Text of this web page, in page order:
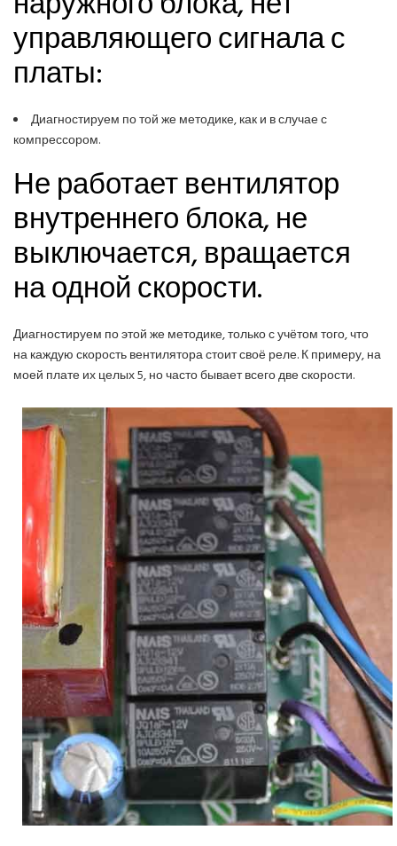
управляющего сигнала с
платы:
Диагностируем по той же методике, как и в случае с
компрессором.
Не работает вентилятор
внутреннего блока, не
выключается, вращается
на одной скорости.
Диагностируем по этой же методике, только с учётом того, что
на каждую скорость вентилятора стоит своё реле. К примеру, на
моей плате их целых 5, но часто бывает всего две скорости.